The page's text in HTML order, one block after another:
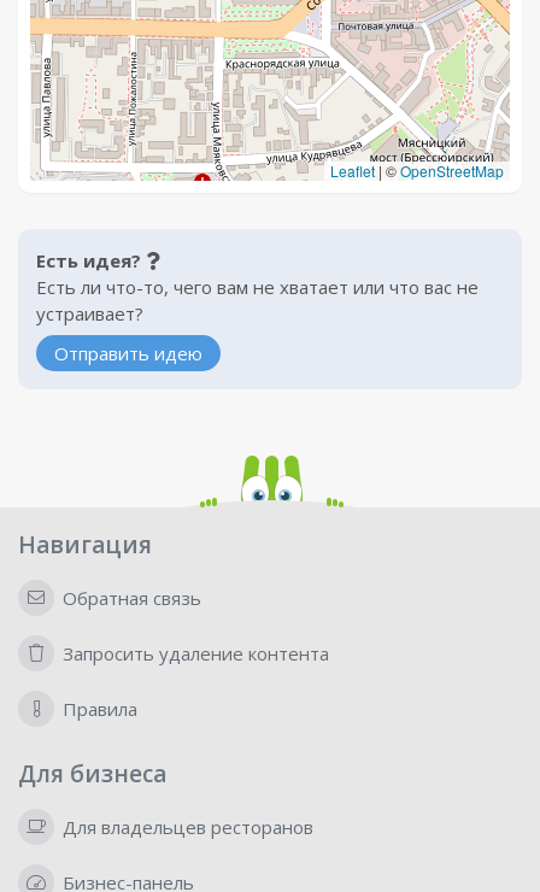
Leaflet | ©OpenStreetMap
Есть идея?
Есть ли что-то, чего вам не хватает или что вас не
устраивает?
Отправить идею
Навигация
Обратная связь
Запросить удаление контента
Правила
Для бизнеса
Для владельцев ресторанов
Бизнес-панель